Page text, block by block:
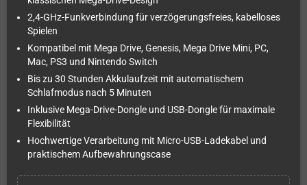
2,4-GHz-Funkverbindung für verzögerungsfreies, kabelloses
Spielen
Kompatibel mit Mega Drive, Genesis, Mega Drive Mini, PC,
Mac, PS3 und Nintendo Switch
Bis zu 30 Stunden Akkulaufzeit mit automatischem
Schlafmodus nach 5 Minuten
Inklusive Mega-Drive-Dongle und USB-Dongle für maximale
Flexibilität
Hochwertige Verarbeitung mit Micro-USB-Ladekabel und
praktischem Aufbewahrungscase